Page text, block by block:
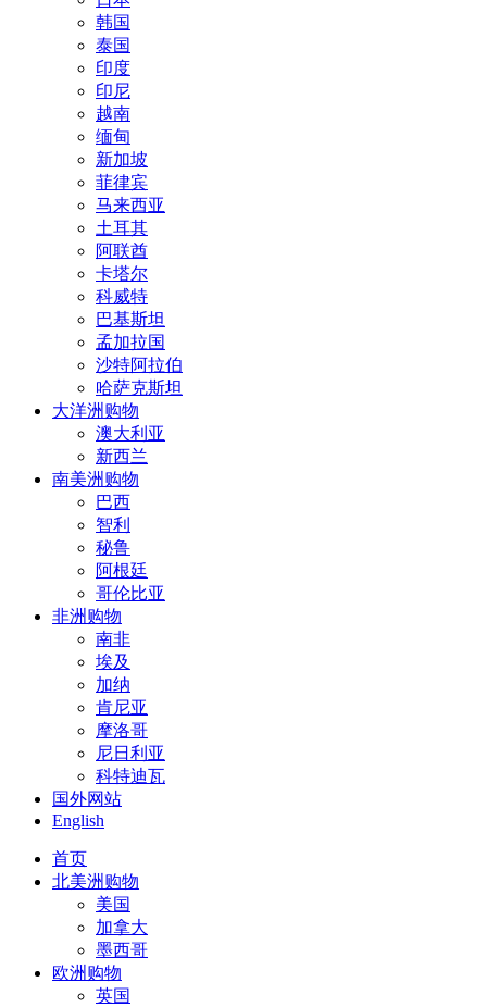
韩国
泰国
印度
印尼
越南
缅甸
新加坡
菲律宾
马来西亚
土耳其
阿联酋
卡塔尔
科威特
巴基斯坦
孟加拉国
沙特阿拉伯
哈萨克斯坦
大洋洲购物
澳大利亚
新西兰
南美洲购物
巴西
智利
秘鲁
阿根廷
哥伦比亚
非洲购物
南非
埃及
加纳
肯尼亚
摩洛哥
尼日利亚
科特迪瓦
国外网站
English
首页
北美洲购物
美国
加拿大
墨西哥
欧洲购物
英国